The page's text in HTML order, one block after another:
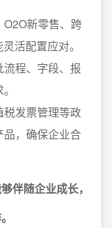
新零售、跨
活配置应对。
程、字段、报
发票管理等政
，确保企业合
伴随企业成长，